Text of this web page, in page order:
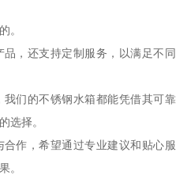
。
，还支持定制服务，以满足不同
们的不锈钢水箱都能凭借其可靠
选择。
作，希望通过专业建议和贴心服
。